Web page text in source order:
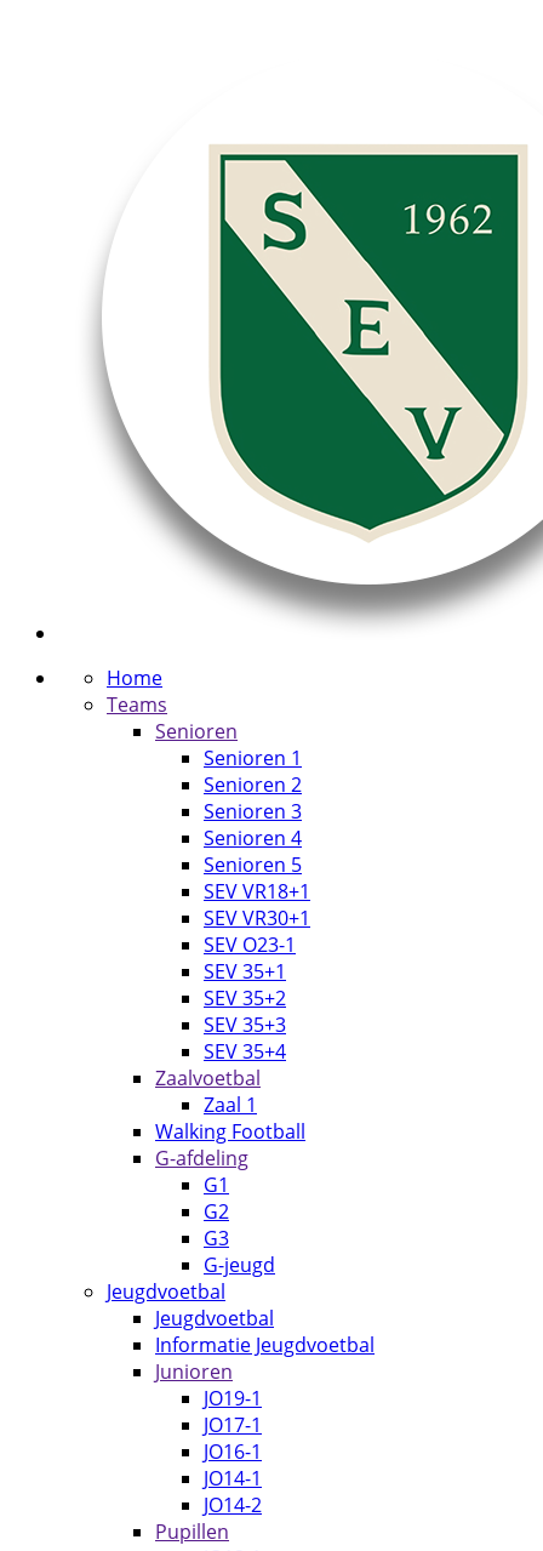
Home
Teams
Senioren
Senioren 1
Senioren 2
Senioren 3
Senioren 4
Senioren 5
SEV VR18+1
SEV VR30+1
SEV O23-1
SEV 35+1
SEV 35+2
SEV 35+3
SEV 35+4
Zaalvoetbal
Zaal 1
Walking Football
G-afdeling
G1
G2
G3
G-jeugd
Jeugdvoetbal
Jeugdvoetbal
Informatie Jeugdvoetbal
Junioren
JO19-1
JO17-1
JO16-1
JO14-1
JO14-2
Pupillen